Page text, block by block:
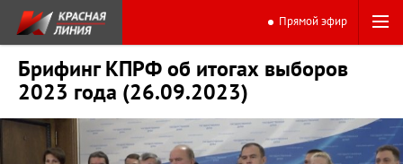
Прямой эфир
Брифинг КПРФ об итогах выборов
2023 года (26.09.2023)